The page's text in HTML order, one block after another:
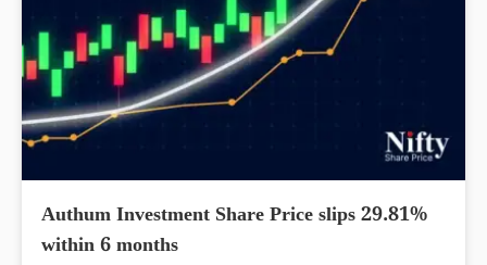
Authum Investment Share Price slips 29.81%
within 6 months